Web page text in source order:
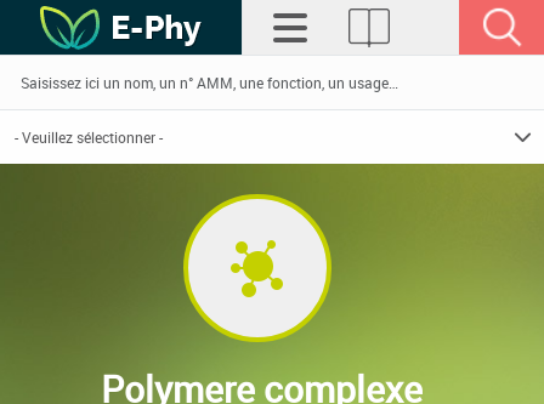
Polymere complexe